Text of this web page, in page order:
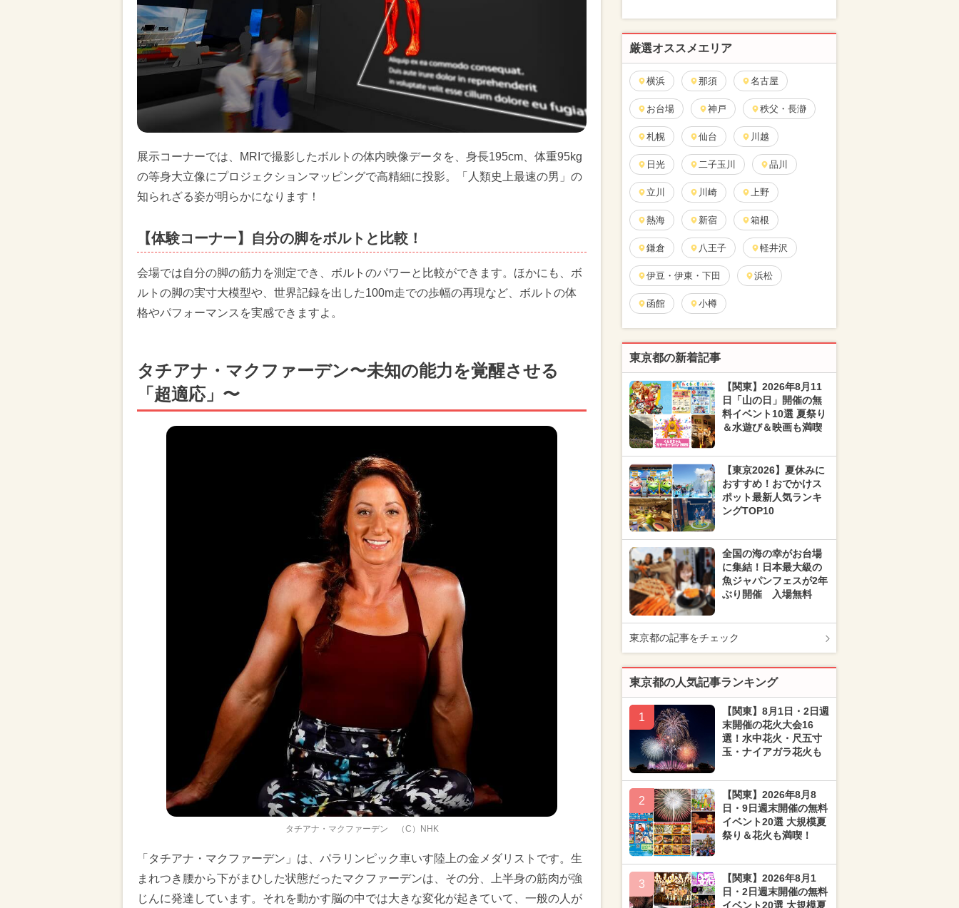
展示コーナーでは、MRIで撮影したボルトの体内映像データを、身長195cm、体重95kg
の等身大立像にプロジェクションマッピングで高精細に投影。「人類史上最速の男」の
知られざる姿が明らかになります！
【体験コーナー】自分の脚をボルトと比較！
会場では自分の脚の筋力を測定でき、ボルトのパワーと比較ができます。ほかにも、ボ
ルトの脚の実寸大模型や、世界記録を出した100m走での歩幅の再現など、ボルトの体
格やパフォーマンスを実感できますよ。
タチアナ・マクファーデン〜未知の能力を覚醒させる
「超適応」〜
タチアナ・マクファーデン （C）NHK
「タチアナ・マクファーデン」は、パラリンピック車いす陸上の金メダリストです。生
まれつき腰から下がまひした状態だったマクファーデンは、その分、上半身の筋肉が強
じんに発達しています。それを動かす脳の中では大きな変化が起きていて、一般の人が
厳選オススメエリア
横浜 那須 名古屋
お台場 神戸 秩父・長瀞
札幌 仙台 川越
日光 二子玉川 品川
立川 川崎 上野
熱海 新宿 箱根
鎌倉 八王子 軽井沢
伊豆・伊東・下田 浜松
函館 小樽
東京都の新着記事
【関東】2026年8月11
日「山の日」開催の無
料イベント10選 夏祭り
＆水遊び＆映画も満喫
【東京2026】夏休みに
おすすめ！おでかけス
ポット最新人気ランキ
ングTOP10
全国の海の幸がお台場
に集結！日本最大級の
魚ジャパンフェスが2年
ぶり開催 入場無料
東京都の記事をチェック
東京都の人気記事ランキング
1
【関東】8月1日・2日週
末開催の花火大会16
選！水中花火・尺五寸
玉・ナイアガラ花火も
2
【関東】2026年8月8
日・9日週末開催の無料
イベント20選 大規模夏
祭り＆花火も満喫！
3
【関東】2026年8月1
日・2日週末開催の無料
イベント20選 大規模夏